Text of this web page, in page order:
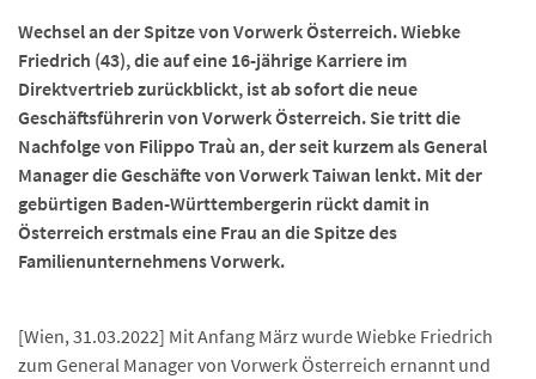
Wechsel an der Spitze von Vorwerk Österreich. Wiebke
Friedrich (43), die auf eine 16-jährige Karriere im
Direktvertrieb zurückblickt, ist ab sofort die neue
Geschäftsführerin von Vorwerk Österreich. Sie tritt die
Nachfolge von Filippo Traù an, der seit kurzem als General
Manager die Geschäfte von Vorwerk Taiwan lenkt. Mit der
gebürtigen Baden-Württembergerin rückt damit in
Österreich erstmals eine Frau an die Spitze des
Familienunternehmens Vorwerk.
[Wien, 31.03.2022] Mit Anfang März wurde Wiebke Friedrich
zum General Manager von Vorwerk Österreich ernannt und